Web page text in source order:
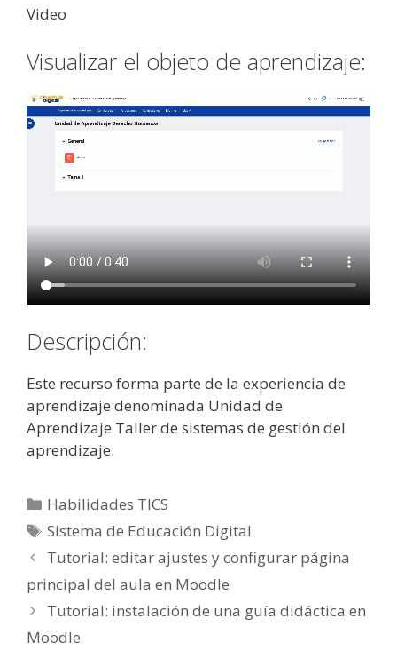
Video
Visualizar el objeto de aprendizaje:
Descripción:
Este recurso forma parte de la experiencia de
aprendizaje denominada Unidad de
Aprendizaje Taller de sistemas de gestión del
aprendizaje.
Categorías
Habilidades TICS
Etiquetas
Sistema de Educación Digital
Tutorial: editar ajustes y configurar página
principal del aula en Moodle
Tutorial: instalación de una guía didáctica en
Moodle